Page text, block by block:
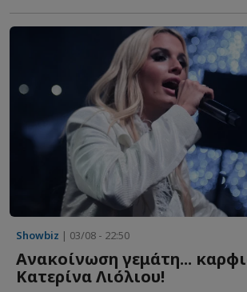
Showbiz | 03/08 - 22:50
Ανακοίνωση γεμάτη...
Κατερίνα Λιόλιου!